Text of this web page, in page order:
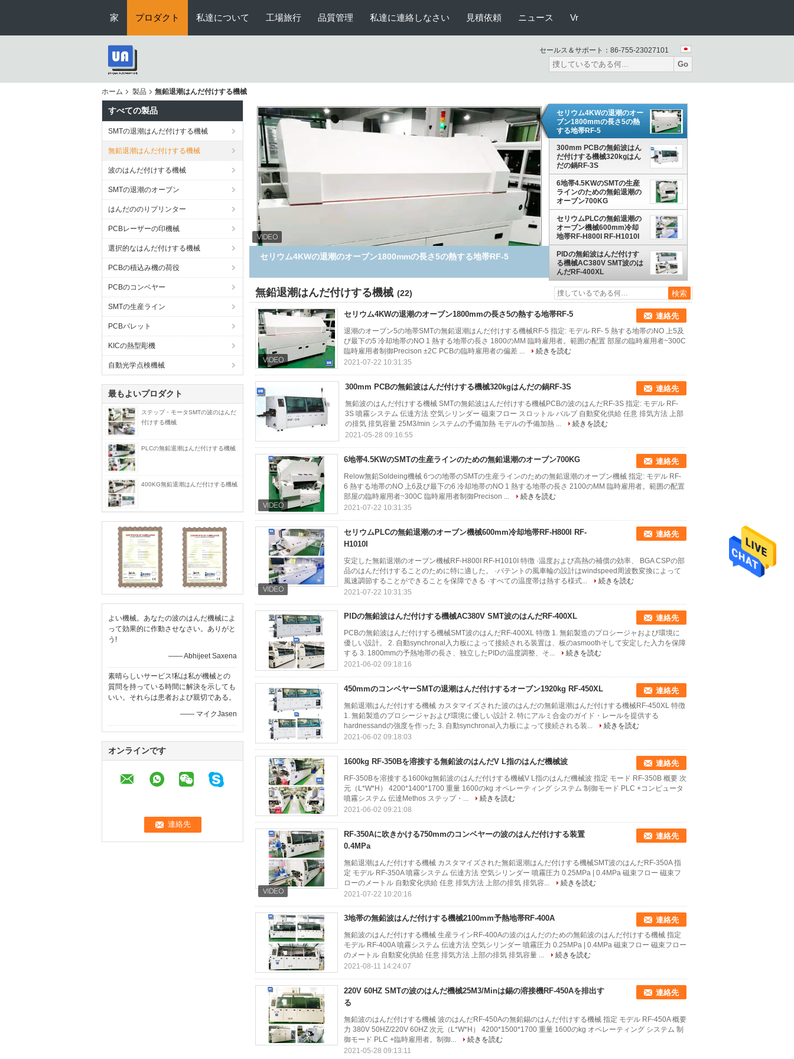
家 プロダクト 私達について 工場旅行 品質管理 私達に連絡しなさい 見積依頼 ニュース Vr
セールス＆サポート： 86-755-23027101
Go
ホーム 製品 無鉛退潮はんだ付けする機械
すべての製品
SMTの退潮はんだ付けする機械
無鉛退潮はんだ付けする機械
波のはんだ付けする機械
SMTの退潮のオーブン
はんだののりプリンター
PCBレーザーの印機械
選択的なはんだ付けする機械
PCBの積込み機の荷役
PCBのコンベヤー
SMTの生産ライン
PCBパレット
KICの熱型彫機
自動光学点検機械
最もよいプロダクト
ステップ・モータSMTの波のはんだ
付けする機械
PLCの無鉛退潮はんだ付けする機械
400KG無鉛退潮はんだ付けする機械
よい機械。あなたの波のはんだ機械によ
って効果的に作動させなさい。ありがと
う!
—— Abhijeet Saxena
素晴らしいサービス!私は私が機械との
質問を持っている時間に解決を示しても
いい。それらは患者および親切である。
—— マイクJasen
オンラインです
300mm PCBの無鉛波はんだ付けする機械320kgはんだの鍋RF-3S
セリウム4KWの退潮のオー
ブン1800mmの長さ5の熱
する地帯RF-5
300mm PCBの無鉛波はん
だ付けする機械320kgはん
だの鍋RF-3S
6地帯4.5KWのSMTの生産
ラインのための無鉛退潮の
オーブン700KG
セリウムPLCの無鉛退潮の
オーブン機械600mm冷却
地帯RF-H800I RF-H1010I
PIDの無鉛波はんだ付けす
る機械AC380V SMT波のは
んだRF-400XL
無鉛退潮はんだ付けする機械 (22)
セリウム4KWの退潮のオーブン1800mmの長さ5の熱する地帯RF-5 連絡先
退潮のオーブン5の地帯SMTの無鉛退潮はんだ付けする機械RF-5 指定: モデル RF- 5 熱する地帯のNO 上5及
び最下の5 冷却地帯のNO 1 熱する地帯の長さ 1800のMM 臨時雇用者。範囲の配置 部屋の臨時雇用者~300C
臨時雇用者制御Precison ±2C PCBの臨時雇用者の偏差 ...
続きを読む
2021-07-22 10:31:35
300mm PCBの無鉛波はんだ付けする機械320kgはんだの鍋RF-3S 連絡先
無鉛波のはんだ付けする機械 SMTの無鉛波はんだ付けする機械PCBの波のはんだRF-3S 指定: モデル RF-
3S 噴霧システム 伝達方法 空気シリンダー 磁束フロー スロットル バルブ 自動変化供給 任意 排気方法 上部
の排気 排気容量 25M3/min システムの予備加熱 モデルの予備加熱 ...
続きを読む
2021-05-28 09:16:55
6地帯4.5KWのSMTの生産ラインのための無鉛退潮のオーブン700KG 連絡先
Relow無鉛Soldeing機械 6つの地帯のSMTの生産ラインのための無鉛退潮のオーブン機械 指定: モデル RF-
6 熱する地帯のNO 上6及び最下の6 冷却地帯のNO 1 熱する地帯の長さ 2100のMM 臨時雇用者。範囲の配置
部屋の臨時雇用者~300C 臨時雇用者制御Precison ...
続きを読む
2021-07-22 10:31:35
セリウムPLCの無鉛退潮のオーブン機械600mm冷却地帯RF-H800I RF-
H1010I
連絡先
安定した無鉛退潮のオーブン機械RF-H800I RF-H1010I 特徴 ·温度および高熱の補償の効率、 BGA CSPの部
品のはんだ付けすることのために特に適した。 ·パテントの風車輪の設計はwindspeed周波数変換によって
風速調節することができることを保障できる ·すべての温度帯は熱する様式...
続きを読む
2021-07-22 10:31:35
PIDの無鉛波はんだ付けする機械AC380V SMT波のはんだRF-400XL 連絡先
PCBの無鉛波はんだ付けする機械SMT波のはんだRF-400XL 特徴 1. 無鉛製造のプロシージャおよび環境に
優しい設計。 2. 自動synchronal入力板によって接続される装置は、板のasmoothそして安定した入力を保障
する 3. 1800mmの予熱地帯の長さ、独立したPIDの温度調整、そ...
続きを読む
2021-06-02 09:18:16
450mmのコンベヤーSMTの退潮はんだ付けするオーブン1920kg RF-450XL 連絡先
無鉛退潮はんだ付けする機械 カスタマイズされた波のはんだの無鉛退潮はんだ付けする機械RF-450XL 特徴
1. 無鉛製造のプロシージャおよび環境に優しい設計 2. 特にアルミ合金のガイド・レールを提供する
hardnessandの強度を作った 3. 自動synchronal入力板によって接続される装...
続きを読む
2021-06-02 09:18:03
1600kg RF-350Bを溶接する無鉛波のはんだV L指のはんだ機械波 連絡先
RF-350Bを溶接する1600kg無鉛波のはんだ付けする機械V L指のはんだ機械波 指定 モード RF-350B 概要 次
元（L*W*H） 4200*1400*1700 重量 1600のkg オペレーティング システム 制御モード PLC +コンピュータ
噴霧システム 伝達Methos ステップ・...
続きを読む
2021-06-02 09:21:08
RF-350Aに吹きかける750mmのコンベヤーの波のはんだ付けする装置
0.4MPa
連絡先
無鉛退潮はんだ付けする機械 カスタマイズされた無鉛退潮はんだ付けする機械SMT波のはんだRF-350A 指
定 モデル RF-350A 噴霧システム 伝達方法 空気シリンダー 噴霧圧力 0.25MPa | 0.4MPa 磁束フロー 磁束フ
ローのメートル 自動変化供給 任意 排気方法 上部の排気 排気容...
続きを読む
2021-07-22 10:20:16
3地帯の無鉛波はんだ付けする機械2100mm予熱地帯RF-400A 連絡先
無鉛波のはんだ付けする機械 生産ラインRF-400Aの波のはんだのための無鉛波のはんだ付けする機械 指定
モデル RF-400A 噴霧システム 伝達方法 空気シリンダー 噴霧圧力 0.25MPa | 0.4MPa 磁束フロー 磁束フロー
のメートル 自動変化供給 任意 排気方法 上部の排気 排気容量 ...
続きを読む
2021-08-11 14:24:07
220V 60HZ SMTの波のはんだ機械25M3/Minは錫の溶接機RF-450Aを排出す
る
連絡先
無鉛波のはんだ付けする機械 波のはんだRF-450Aの無鉛錫のはんだ付けする機械 指定 モデル RF-450A 概要
力 380V 50HZ/220V 60HZ 次元（L*W*H） 4200*1500*1700 重量 1600のkg オペレーティング システム 制
御モード PLC +臨時雇用者。制御...
続きを読む
2021-05-28 09:13:11